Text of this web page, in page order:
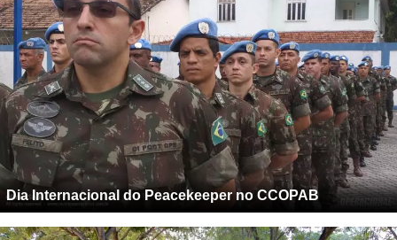
Dia Internacional do Peacekeeper no CCOPAB